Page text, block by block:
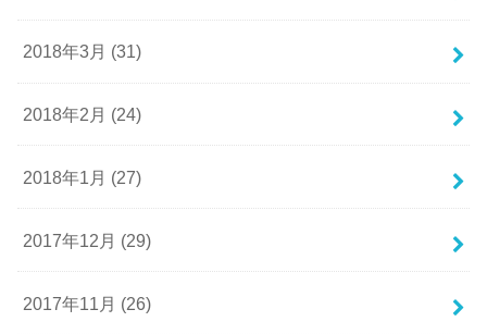
2018年3月 (31)
2018年2月 (24)
2018年1月 (27)
2017年12月 (29)
2017年11月 (26)